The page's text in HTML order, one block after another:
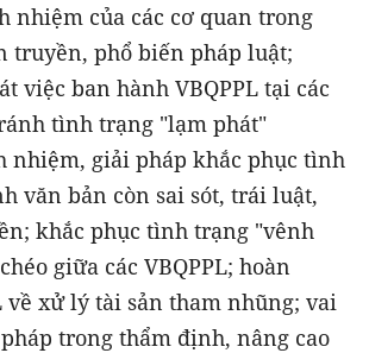
nhiệm của các cơ quan trong
truyền, phổ biến pháp luật;
việc ban hành VBQPPL tại các
tình trạng "lạm phát"
nhiệm, giải pháp khắc phục tình
văn bản còn sai sót, trái luật,
khắc phục tình trạng "vênh
giữa các VBQPPL; hoàn
về xử lý tài sản tham nhũng; vai
trong thẩm định, nâng cao